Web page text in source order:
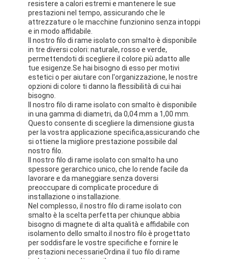
resistere a calori estremi e mantenere le sue
prestazioni nel tempo, assicurando che le
attrezzature o le macchine funzionino senza intoppi
e in modo affidabile.
Il nostro filo di rame isolato con smalto è disponibile
in tre diversi colori: naturale, rosso e verde,
permettendoti di scegliere il colore più adatto alle
tue esigenze.Se hai bisogno di esso per motivi
estetici o per aiutare con l'organizzazione, le nostre
opzioni di colore ti danno la flessibilità di cui hai
bisogno.
Il nostro filo di rame isolato con smalto è disponibile
in una gamma di diametri, da 0,04 mm a 1,00 mm.
Questo consente di scegliere la dimensione giusta
per la vostra applicazione specifica,assicurando che
si ottiene la migliore prestazione possibile dal
nostro filo.
Il nostro filo di rame isolato con smalto ha uno
spessore gerarchico unico, che lo rende facile da
lavorare e da maneggiare.senza doversi
preoccupare di complicate procedure di
installazione o installazione.
Nel complesso, il nostro filo di rame isolato con
smalto è la scelta perfetta per chiunque abbia
bisogno di magnete di alta qualità e affidabile con
isolamento dello smalto.il nostro filo è progettato
per soddisfare le vostre specifiche e fornire le
prestazioni necessarieOrdina il tuo filo di rame